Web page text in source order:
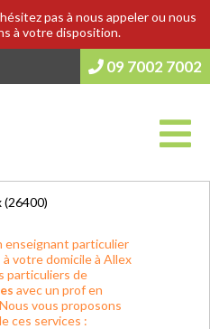
pas à nous appeler ou nous
à votre disposition.
09 7002 7002
(26400)
enseignant particulier
à votre domicile à Allex
particuliers de
avec un prof en
vous proposons
ces services :